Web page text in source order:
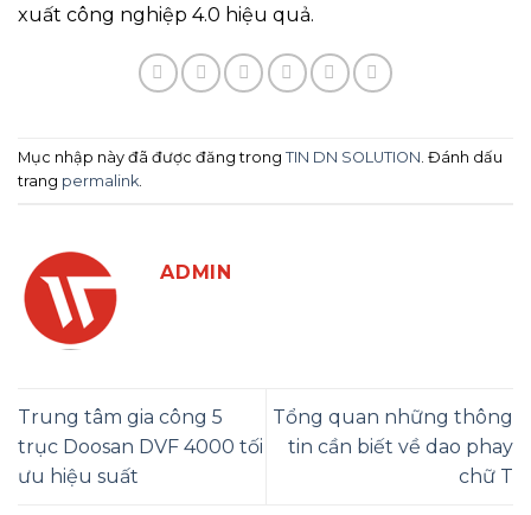
xuất công nghiệp 4.0 hiệu quả.
Mục nhập này đã được đăng trong TIN DN SOLUTION . Đánh dấu
trang permalink
ADMIN
Trung tâm gia công 5
trục Doosan DVF 4000 tối
ưu hiệu suất
Tổng quan những thông
tin cần biết về dao phay
chữ T